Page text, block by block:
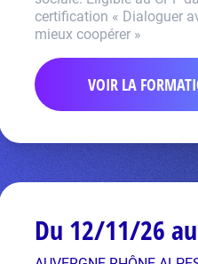
certification « Dialoguer
mieux coopérer »
VOIR LA
Du 12/11/26